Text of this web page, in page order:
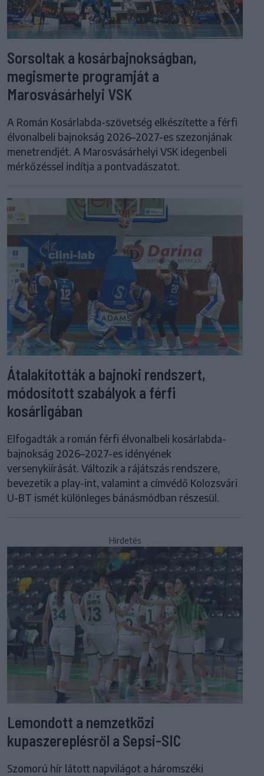
Sorsoltak a kosárbajnokságban,
megismerte programját a
Marosvásárhelyi VSK
A Román Kosárlabda-szövetség elkészítette a férfi
élvonalbeli bajnokság 2026–2027-es szezonjának
menetrendjét. A Marosvásárhelyi VSK idegenbeli
mérkőzéssel indítja a pontvadászatot.
Átalakították a bajnoki rendszert,
módosított szabályok a férfi
kosárligában
Elfogadták a román férfi élvonalbeli kosárlabda-
bajnokság 2026–2027-es idényének
versenykiírását. Változik a rájátszás rendszere,
bevezetik a play-int, valamint a címvédő Kolozsvári
U-BT ismét különleges bánásmódban részesül.
Hirdetés
Lemondott a nemzetközi
kupaszereplésről a Sepsi-SIC
Szomorú hír látott napvilágot a háromszéki